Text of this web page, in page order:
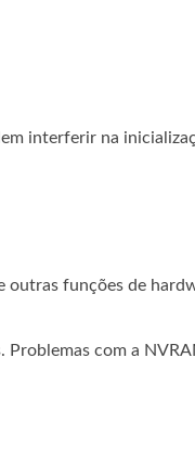
interferir na
outras funções de
com a